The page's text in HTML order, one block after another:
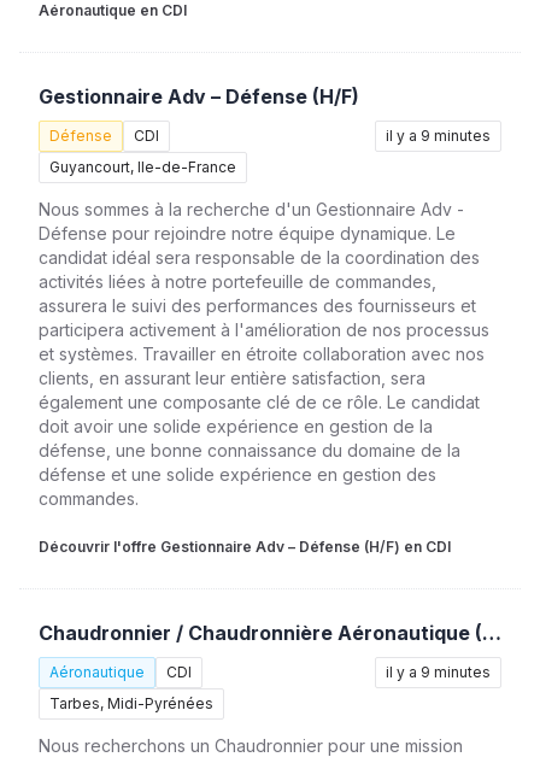
Aéronautique en CDI
Gestionnaire Adv – Défense (H/F)
Défense
CDI
Guyancourt, Ile-de-France
il y a 9 minutes
Nous sommes à la recherche d'un Gestionnaire Adv -
Défense pour rejoindre notre équipe dynamique. Le
candidat idéal sera responsable de la coordination des
activités liées à notre portefeuille de commandes,
assurera le suivi des performances des fournisseurs et
participera activement à l'amélioration de nos processus
et systèmes. Travailler en étroite collaboration avec nos
clients, en assurant leur entière satisfaction, sera
également une composante clé de ce rôle. Le candidat
doit avoir une solide expérience en gestion de la
défense, une bonne connaissance du domaine de la
défense et une solide expérience en gestion des
commandes.
Découvrir l'offre Gestionnaire Adv – Défense (H/F) en CDI
Chaudronnier / Chaudronnière Aéronautique (H/F)
Aéronautique
CDI
Tarbes, Midi-Pyrénées
il y a 9 minutes
Nous recherchons un Chaudronnier pour une mission